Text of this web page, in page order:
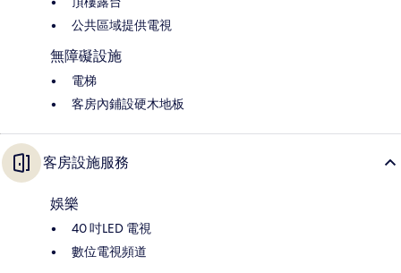
公共區域提供電視
無障礙設施
電梯
客房內鋪設硬木地板
客房設施服務
娛樂
40 吋LED 電視
數位電視頻道